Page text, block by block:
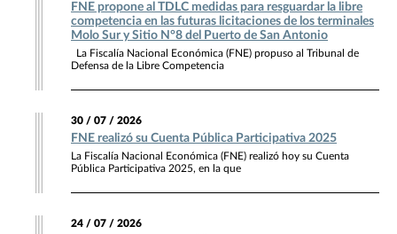
FNE propone al TDLC medidas para resguardar la libre
competencia en las futuras licitaciones de los terminales
Molo Sur y Sitio N°8 del Puerto de San Antonio
La Fiscalía Nacional Económica (FNE) propuso al Tribunal de
Defensa de la Libre Competencia
30 / 07 / 2026
FNE realizó su Cuenta Pública Participativa 2025
La Fiscalía Nacional Económica (FNE) realizó hoy su Cuenta
Pública Participativa 2025, en la que
24 / 07 / 2026